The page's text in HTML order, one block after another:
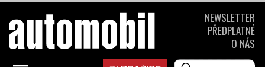
NEWSLETTER
PŘEDPLATNÉ
O NÁS